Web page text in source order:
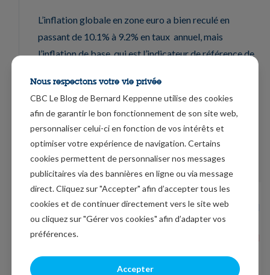
L’inflation globale en zone euro a bien reculé en
passant de 10.1% à 9.2% en taux annuel, mais
l’inflation de base, qui est l’indicateur de référence de
A savoir que l’indice hors énergie et alimentation est
passé de 6.6% à 6.9% , et celui hors énergie,
alimentation, alcool et tabac de 5% à 5.2%, ce qui
semble indiquer que l’inflation s’ancre durablement
dans l’économie.
Nous respectons votre vie privée
CBC Le Blog de Bernard Keppenne utilise des cookies
afin de garantir le bon fonctionnement de son site web,
personnaliser celui-ci en fonction de vos intérêts et
optimiser votre expérience de navigation. Certains
cookies permettent de personnaliser nos messages
publicitaires via des bannières en ligne ou via message
direct. Cliquez sur "Accepter" afin d’accepter tous les
cookies et de continuer directement vers le site web
ou cliquez sur "Gérer vos cookies" afin d’adapter vos
préférences.
Accepter